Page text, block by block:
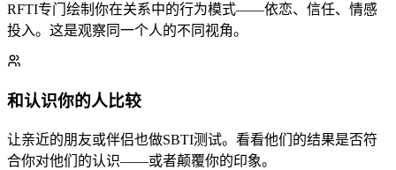
RFTI专门绘制你在关系中的行为模式——依恋、信任、情感
投入。这是观察同一个人的不同视角。
和认识你的人比较
让亲近的朋友或伴侣也做SBTI测试。看看他们的结果是否符
合你对他们的认识——或者颠覆你的印象。